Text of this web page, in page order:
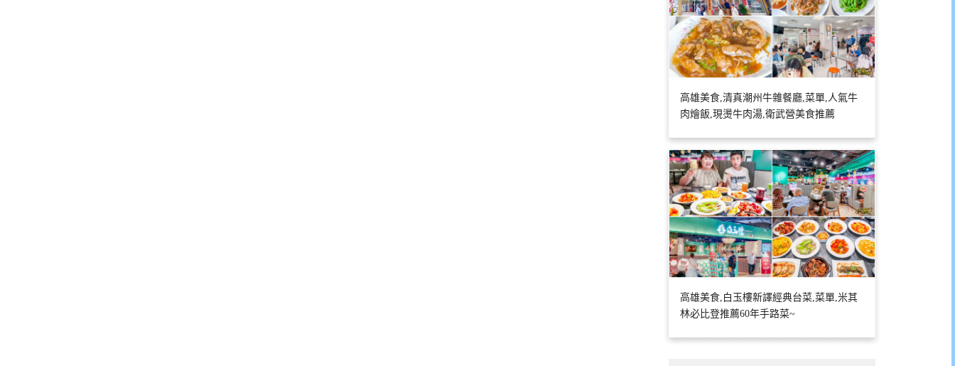
高雄美食,清真潮州牛雜餐廳,菜單,人氣牛
肉燴飯,現燙牛肉湯,衛武營美食推薦
高雄美食,白玉樓新譯經典台菜,菜單,米其
林必比登推薦60年手路菜~